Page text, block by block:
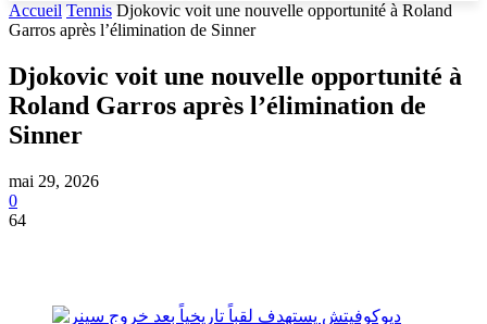
Accueil Tennis Djokovic voit une nouvelle opportunité à Roland
Garros après l’élimination de Sinner
Djokovic voit une nouvelle opportunité à
Roland Garros après l’élimination de
Sinner
mai 29, 2026
0
64